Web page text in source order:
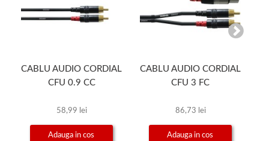
CABLU AUDIO CORDIAL
CFU 0.9 CC
58,99 lei
Adauga in cos
CABLU AUDIO CORDIAL
CFU 3 FC
86,73 lei
Adauga in cos